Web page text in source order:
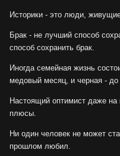
Историки - это люди,
Брак - не лучший способ
способ сохранить брак.
Иногда семейная жизнь
медовый месяц, и черная - до
Настоящий оптимист даже
плюсы.
Ни один человек не может
прошлом любил.